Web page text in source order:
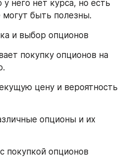
у него нет курса, но есть
быть полезны.
и выбор опционов
покупку опционов на
цену и вероятность
опционы и их
покупкой опционов